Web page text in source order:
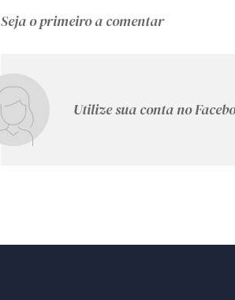
Seja o primeiro a comentar
Utilize sua conta no